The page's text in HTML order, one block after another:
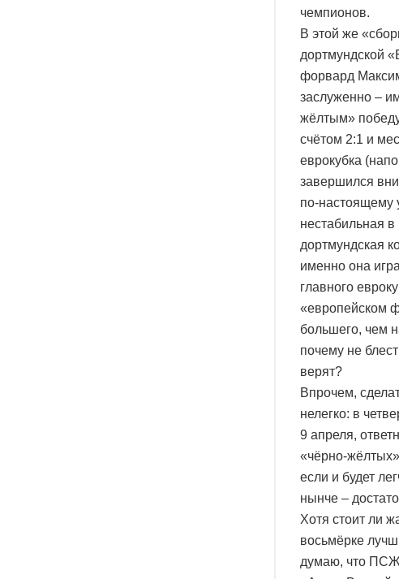
чемпионов.
В этой же
дортмундской
форвард
заслуженно –
жёлтым»
счётом 2:1 и
еврокубка
завершился
по-настоящему
нестабильная
дортмундская
именно она
главного
«европейском
большего, чем
почему не
верят?
Впрочем,
нелегко: в
9 апреля,
«чёрно-
если и будет
нынче –
Хотя стоит ли
восьмёрке
думаю, что ПСЖ